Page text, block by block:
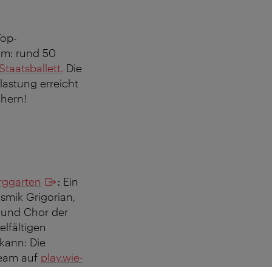
rund 50
Die
erreicht
: Ein
Grigorian,
Chor der
Die
auf play.wie­